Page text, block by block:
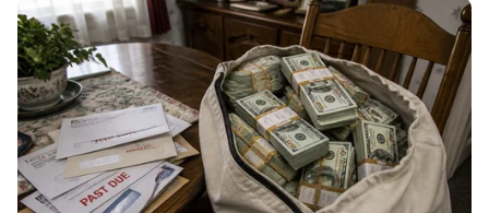
ഉത്തരേന്ത്യയിൽ ശക്തമായ മഴ
തുടരുന്നു, അസമിൽ മരണം 97;
ബ്രഹ്മപുത്രയും പോഷക നദികളും
കരകവിഞ്ഞൊഴുകി
'മുട്ടിന് താഴെ വെടിവെച്ചാലും
മുട്ടുകുത്തില്ല'; പൊലീസ് തെരച്ചിൽ